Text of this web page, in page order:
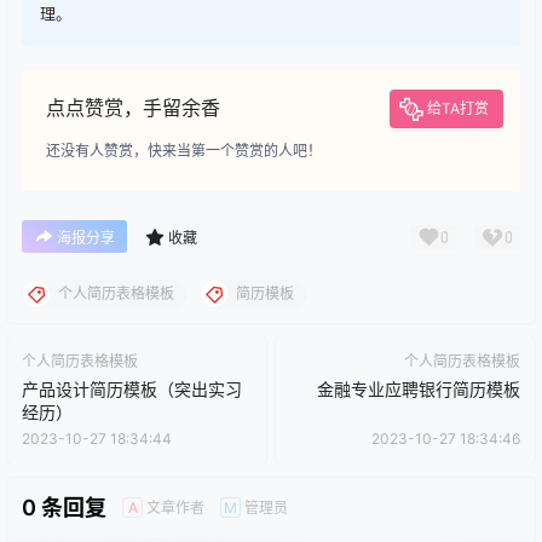
理。
点点赞赏，手留余香 给TA打赏
还没有人赞赏，快来当第一个赞赏的人吧！
海报分享 收藏 0 0
个人简历表格模板 简历模板
个人简历表格模板
产品设计简历模板（突出实习
经历）
2023-10-27 18:34:44
个人简历表格模板
金融专业应聘银行简历模板
2023-10-27 18:34:46
0 条回复 A 文章作者 M 管理员